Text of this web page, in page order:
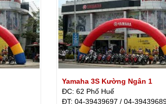
Yamaha 3S Kường Ngân 1
ĐC: 62 Phố Huế
ÐT: 04-39439697 / 04-